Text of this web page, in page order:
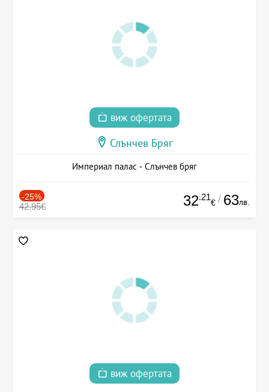
виж офертата
Слънчев Бряг
Империал палас - Слънчев бряг
-25%
42.95€ 32.21
€ / 63лв.
виж офертата